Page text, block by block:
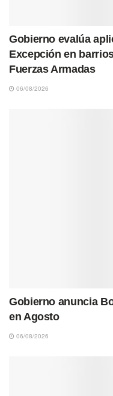
Gobierno evalúa
Excepción en
Fuerzas Armadas
06/08/2026
Gobierno anuncia
en Agosto
06/08/2026